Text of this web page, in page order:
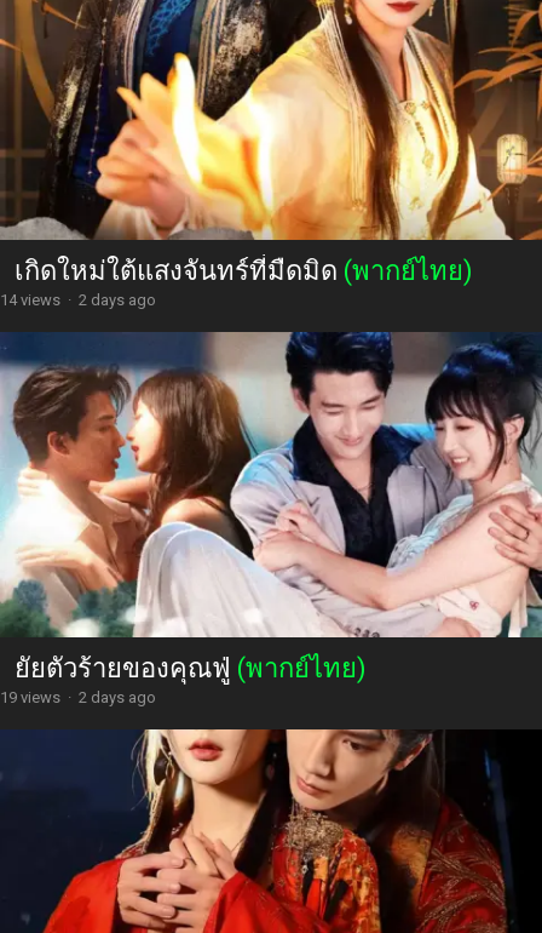
เกิดใหม่ใต้แสงจันทร์ที่มืดมิด (พากย์ไทย)
14 views · 2 days ago
ยัยตัวร้ายของคุณฟู่ (พากย์ไทย)
19 views · 2 days ago